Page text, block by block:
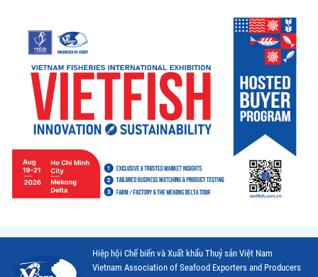
Hiệp hội Chế biến và Xuất khẩu Thuỷ sản Việt Nam
Vietnam Association of Seafood Exporters and Producers